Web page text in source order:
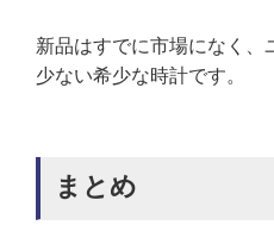
新品はすでに市場になく、
少ない希少な時計です。
まとめ